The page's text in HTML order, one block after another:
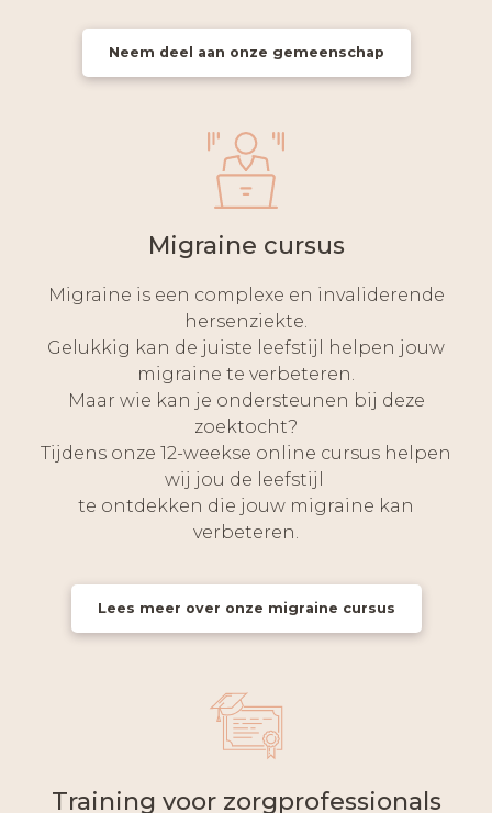
Neem deel aan onze gemeenschap
Migraine cursus
Migraine is een complexe en invaliderende
hersenziekte.
Gelukkig kan de juiste leefstijl helpen jouw
migraine te verbeteren.
Maar wie kan je ondersteunen bij deze
zoektocht?
Tijdens onze 12-weekse online cursus helpen
wij jou de leefstijl
te ontdekken die jouw migraine kan
verbeteren.
Lees meer over onze migraine cursus
Training voor zorgprofessionals